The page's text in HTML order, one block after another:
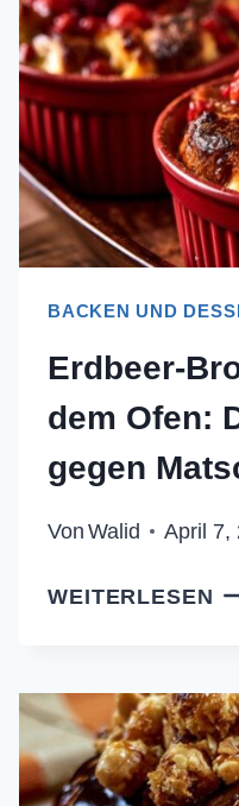
BACKEN UND
Erdbeer-
dem Ofen:
gegen
Von Walid April 7,
WEITERLESEN